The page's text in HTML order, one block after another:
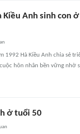
Kiều Anh sinh con
1992 Hà Kiều Anh chia sẻ
hôn nhân bền vững nhờ
ở tuổi 50